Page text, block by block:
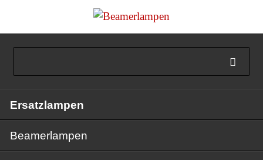
überspringen
Ersatzlampen
Beamerlampen